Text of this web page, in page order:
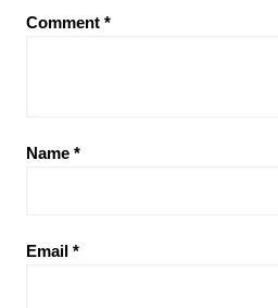
Comment *
Name *
Email *